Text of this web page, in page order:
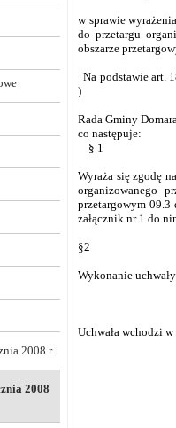
2008 r.
2008
w sprawie
do przetargu
obszarze
Na podstawie art.
)
Rada Gminy
co następuje:
§ 1
Wyraża się zgodę
organizowanego
przetargowym
załącznik nr 1 do
§2
Wykonanie
Uchwała wchodzi